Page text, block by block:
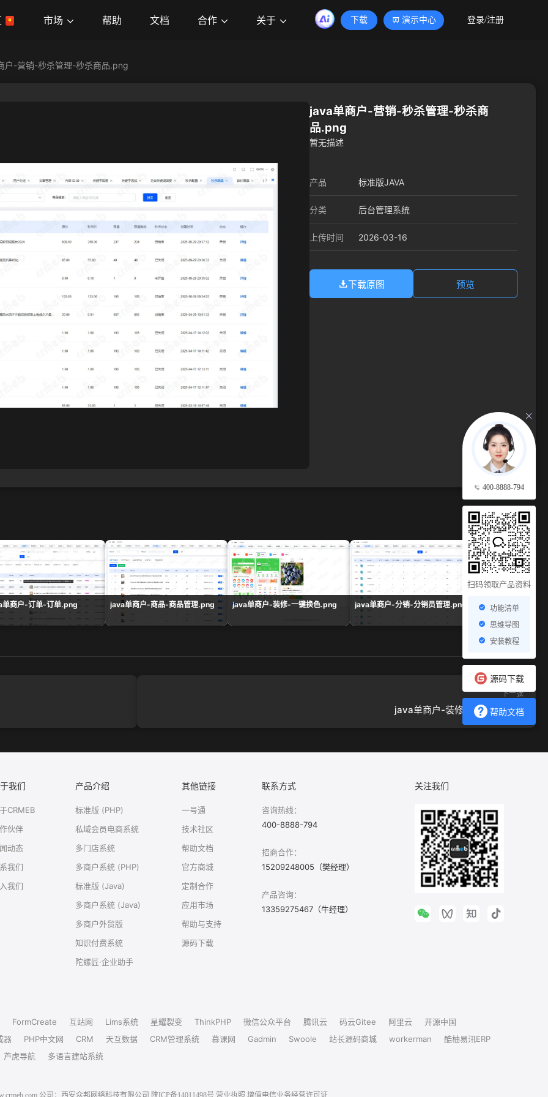
市场 帮助 文档 合作 关于 下载 演示中心 登录/注册
400-8888-794
扫码领取产品资料
功能清单
思维导图
安装教程
源码下载
帮助文档
户-营销-秒杀管理-秒杀商品.png
java单商户-营销-秒杀管理-秒杀商
品.png
暂无描述
产品 标准版JAVA
分类 后台管理系统
上传时间 2026-03-16
下载原图 预览
查看更多 →
单商户-订单-订单.png java单商户-商品-商品管理.png java单商户-装修-一键换色.png java单商户-分销-分销员管理.png java单商户-营销-氛
下一张
java单商户-装修-一键换色.png
我们
CRMEB
伙伴
动态
我们
我们
产品介绍
标准版 (PHP)
私域会员电商系统
多门店系统
多商户系统 (PHP)
标准版 (Java)
多商户系统 (Java)
多商户外贸版
知识付费系统
陀螺匠·企业助手
其他链接
一号通
技术社区
帮助文档
官方商城
定制合作
应用市场
帮助与支持
源码下载
联系方式
咨询热线：
400-8888-794
招商合作：
15209248005（樊经理）
产品咨询：
13359275467（牛经理）
关注我们
FormCreate 互站网 Lims系统 星耀裂变 ThinkPHP 微信公众平台 腾讯云 码云Gitee 阿里云
开源中国
器
PHP中文网 CRM 天互数据 CRM管理系统 慕课网 Gadmin Swoole 站长源码商城 workerman
酷柚易汛ERP
芦虎导航
多语言建站系统
公司：西安众邦网络科技有限公司 陕ICP备14011498号 营业执照 增值电信业务经营许可证